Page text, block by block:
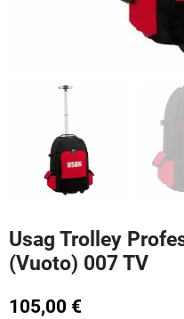
Usag Trolley
(Vuoto) 007 TV
105,00 €